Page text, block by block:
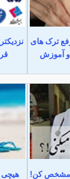
ترک های
آموزش
مشخص کن!
هیچی